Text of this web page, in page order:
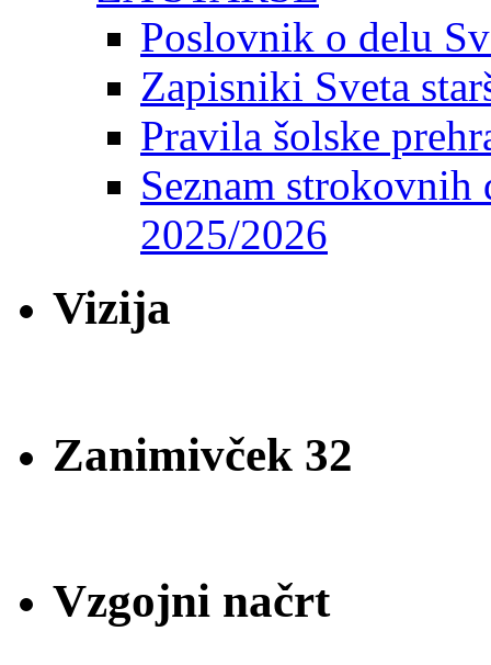
Poslovnik o delu
Zapisniki Sveta
Pravila šolske
Seznam
2025/2026
Vizija
Zanimivček 32
Vzgojni načrt